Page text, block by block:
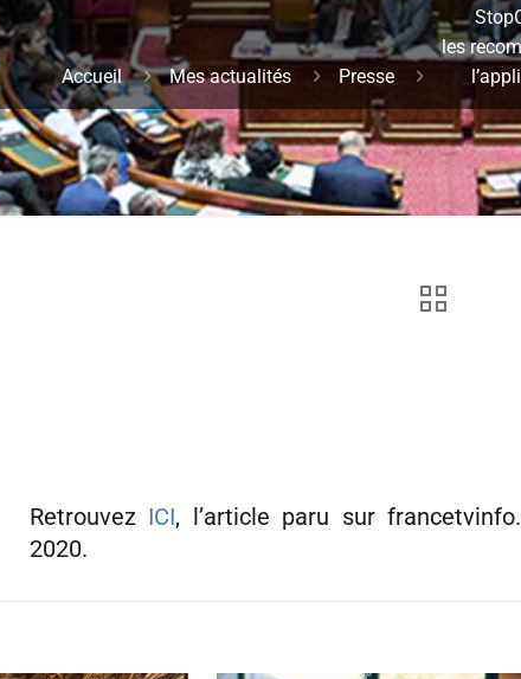
Accueil Mes actualités Presse
les
Retrouvez ICI, l’article paru sur
2020.